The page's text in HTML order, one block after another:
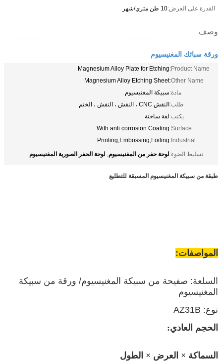
القدرة على العرض:10 طن متري/شهر
وصف
ورقة سبائك المغنيسيوم
Product Name:
Magnesium Alloy Plate for Etching
Other Name:
Magnesium Alloy Etching Sheet
مادة:سبيكة المغنيسيوم
طلب:النقش CNC ، النقش ، النقش ، الختم
يكتب:لفة ساخنة
Surface:
With anti corrosion Coating
Industrial:
Printing,Embossing,Foiling
تسليط الضوء:لوحة حفر من المغنيسيوم, لوحة الحفر الصورية المغنيسيوم
طبقة من سبيكة المغنيسيوم المسبقة للتطليع
المواصفات:
السلعة: صفيحة من سبيكة المغنيسيوم/ ورقة من سبيكة
المغنيسيوم
نوع: AZ31B
الحجم العادي:
السماكة × العرض × الطول